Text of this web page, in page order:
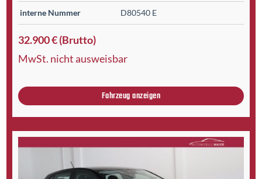
interne Nummer D80540 E
32.900 € (Brutto)
MwSt. nicht ausweisbar
Fahrzeug anzeigen